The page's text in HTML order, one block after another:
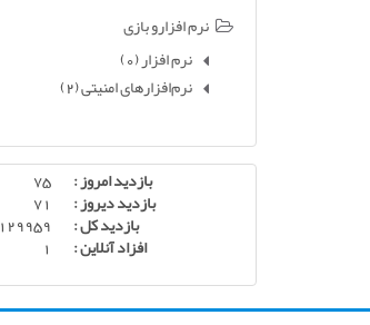
نرم افزارو بازی
نرم افزار(0)
نرم‌افزارهای امنیتی(2)
بازدید امروز : 75
بازدید دیروز : 71
بازدید کل : 129959
افزاد آنلاین : 1